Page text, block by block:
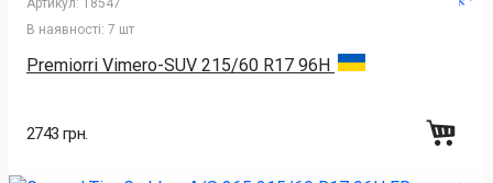
В наявності: 7 шт
Premiorri Vimero-SUV 215/60 R17 96H
2743 грн.